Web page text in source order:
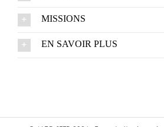
MISSIONS
EN SAVOIR PLUS